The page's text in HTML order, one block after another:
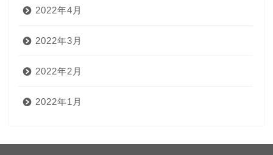
2022年4月
2022年3月
2022年2月
2022年1月